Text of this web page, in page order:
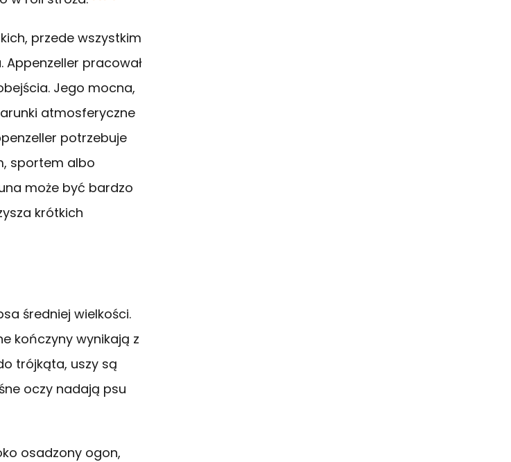
przede wszystkim
Appenzeller pracował
Jego mocna,
atmosferyczne
potrzebuje
sportem albo
może być bardzo
krótkich
średniej wielkości.
kończyny wynikają z
trójkąta, uszy są
oczy nadają psu
osadzony ogon,